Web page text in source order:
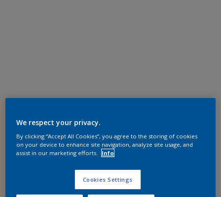
We respect your privacy.
By clicking “Accept All Cookies”, you agree to the storing of cookies
on your device to enhance site navigation, analyze site usage, and
assist in our marketing efforts.
Info
Cookies Settings